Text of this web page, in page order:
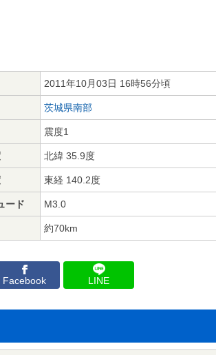
2011年10月03日 16時56分頃
茨城県南部
震度1
北緯 35.9度
東経 140.2度
ード M3.0
約70km
Facebook LINE